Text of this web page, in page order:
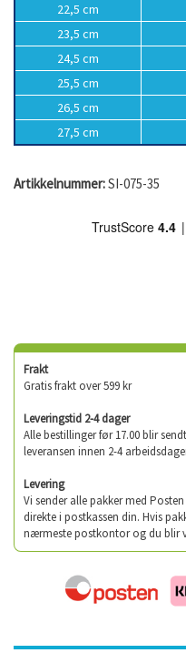
22,5 cm
23,5 cm
24,5 cm
25,5 cm
26,5 cm
27,5 cm
Artikkelnummer:SI-075-35
Frakt
Gratis frakt over 599 kr
Leveringstid 2-4 dager
Alle bestillinger før 17.00 blir
leveransen innen 2-4
Levering
Vi sender alle pakker med
direkte i postkassen din. Hvis
nærmeste postkontor og du blir